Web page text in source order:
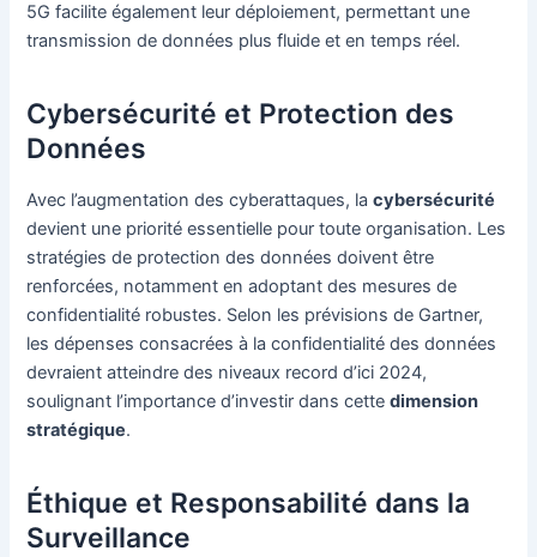
5G facilite également leur déploiement, permettant une
transmission de données plus fluide et en temps réel.
Cybersécurité et Protection des
Données
Avec l’augmentation des cyberattaques, lacybersécurité
devient une priorité essentielle pour toute organisation. Les
stratégies de protection des données doivent être
renforcées, notamment en adoptant des mesures de
confidentialité robustes. Selon les prévisions de Gartner,
les dépenses consacrées à la confidentialité des données
devraient atteindre des niveaux record d’ici 2024,
soulignant l’importance d’investir dans cettedimension
stratégique.
Éthique et Responsabilité dans la
Surveillance